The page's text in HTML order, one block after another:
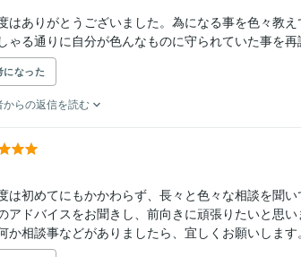
はありがとうございました。為になる事を色々教
ゃる通りに自分が色んなものに守られていた事を
になった
からの返信を読む
は初めてにもかかわらず、長々と色々な相談を聞い
アドバイスをお聞きし、前向きに頑張りたいと思い
か相談事などがありましたら、宜しくお願いします。